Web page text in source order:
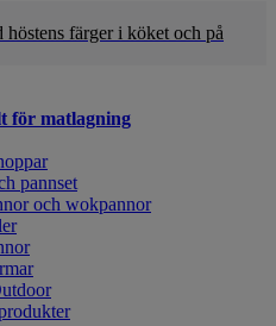
höstens färger i köket och på
för matlagning
pannset
och wokpannor